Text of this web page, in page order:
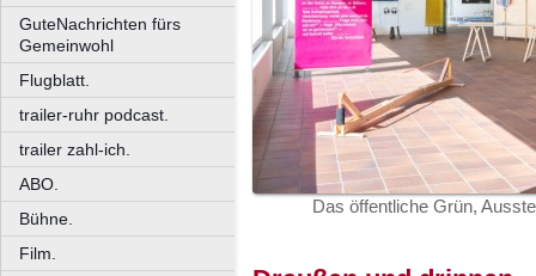
GuteNachrichten fürs
Gemeinwohl
Flugblatt.
trailer-ruhr podcast.
trailer zahl-ich.
ABO.
Bühne.
Film.
Das öffentliche Grün,